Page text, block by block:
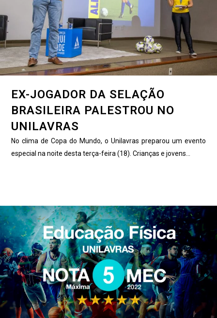
EX-JOGADOR DA SELAÇÃO
BRASILEIRA PALESTROU NO
UNILAVRAS
No clima de Copa do Mundo, o Unilavras preparou um evento
especial na noite desta terça-feira (18). Crianças e jovens...